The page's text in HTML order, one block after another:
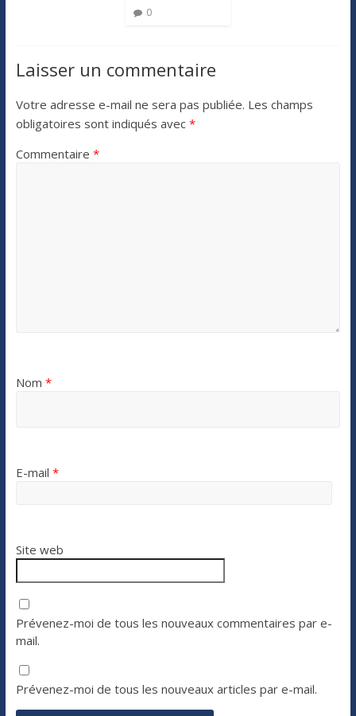
0
Laisser un commentaire
Votre adresse e-mail ne sera pas publiée. Les champs
obligatoires sont indiqués avec *
Commentaire *
Nom *
E-mail *
Site web
Prévenez-moi de tous les nouveaux commentaires par e-
mail.
Prévenez-moi de tous les nouveaux articles par e-mail.